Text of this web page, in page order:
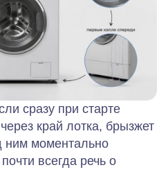
сразу при старте
край лотка, брызжет
ним моментально
всегда речь о